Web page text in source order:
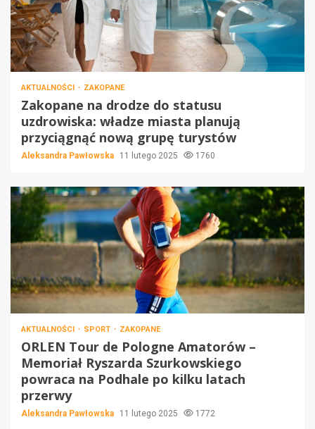
AKTUALNOŚCI ZAKOPANE
Zakopane na drodze do statusu
uzdrowiska: władze miasta planują
przyciągnąć nową grupę turystów
Aleksandra Pawłowska 11 lutego 2025 1760
AKTUALNOŚCI SPORT ZAKOPANE
ORLEN Tour de Pologne Amatorów –
Memoriał Ryszarda Szurkowskiego
powraca na Podhale po kilku latach
przerwy
Aleksandra Pawłowska 11 lutego 2025 1772